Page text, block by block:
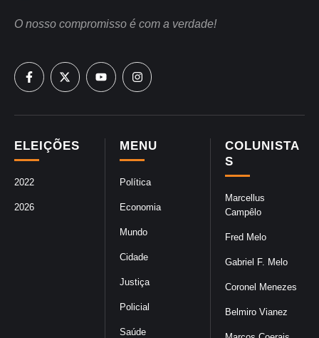
COLUNISTA
S
Marcellus
Campêlo
Fred Melo
Gabriel F. Melo
Coronel Menezes
Belmiro Vianez
MENU
Política
Economia
Mundo
Cidade
Justiça
Policial
Saúde
ELEIÇÕES
2022
2026
O nosso compromisso é com a verdade!